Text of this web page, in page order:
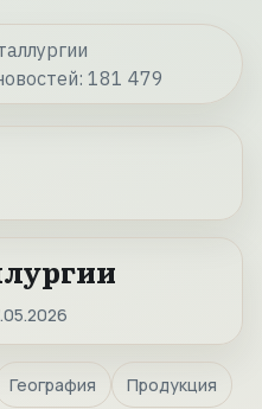
181 479
География Продукция